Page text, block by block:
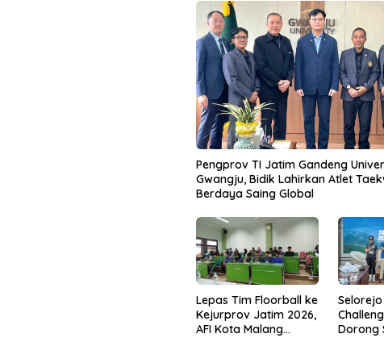
Pengprov TI Jatim Gandeng
Gwangju, Bidik Lahirkan Atlet
Berdaya Saing Global
Lepas Tim Floorball ke
Kejurprov Jatim 2026,
AFI Kota Malang
Selorejo
Dorong